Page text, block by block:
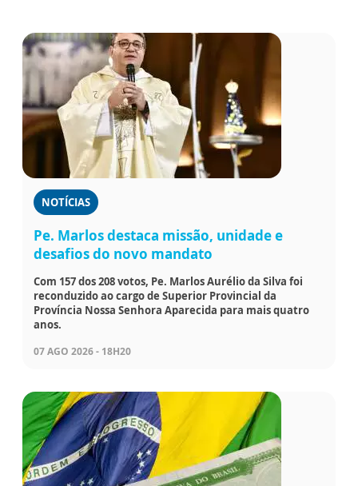
NOTÍCIAS
Pe. Marlos destaca missão, unidade e
desafios do novo mandato
Com 157 dos 208 votos, Pe. Marlos Aurélio da Silva foi
reconduzido ao cargo de Superior Provincial da
Província Nossa Senhora Aparecida para mais quatro
anos.
07 AGO 2026 - 18H20